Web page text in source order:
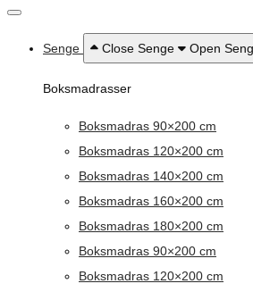
Senge Close Senge Open
Boksmadrasser
Boksmadras 90×200 cm
Boksmadras 120×200 cm
Boksmadras 140×200 cm
Boksmadras 160×200 cm
Boksmadras 180×200 cm
Boksmadras 90×200 cm
Boksmadras 120×200 cm